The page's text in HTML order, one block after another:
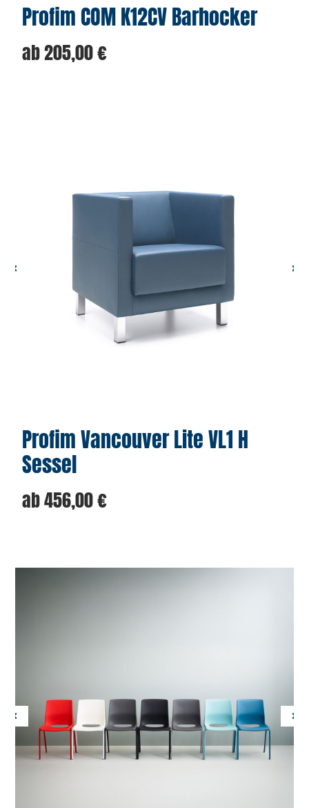
Profim COM K12CV Barhocker
ab205,00€
Profim Vancouver Lite VL1 H
Sessel
ab456,00€